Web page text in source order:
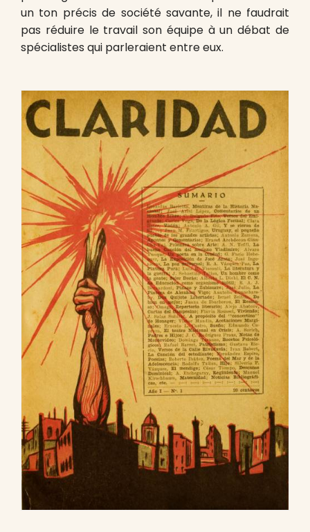
un ton précis de société savante, il ne faudrait
pas réduire le travail son équipe à un débat de
spécialistes qui parleraient entre eux.